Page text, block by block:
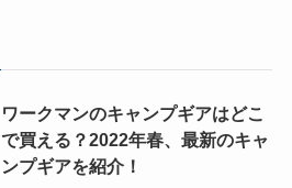
ワークマンのキャンプギアはどこ
で買える？2022年春、最新のキャ
ンプギアを紹介！